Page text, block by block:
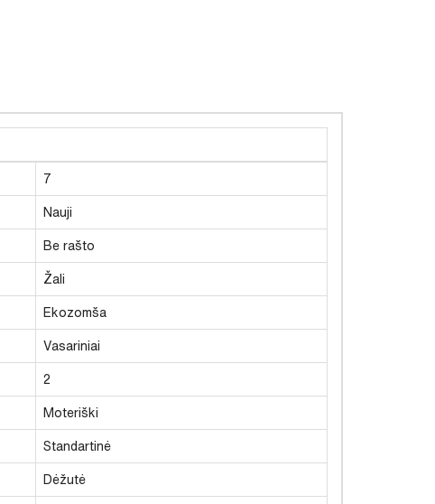
7
Nauji
Be rašto
Žali
Ekozomša
Vasariniai
2
Moteriški
Standartinė
Dėžutė